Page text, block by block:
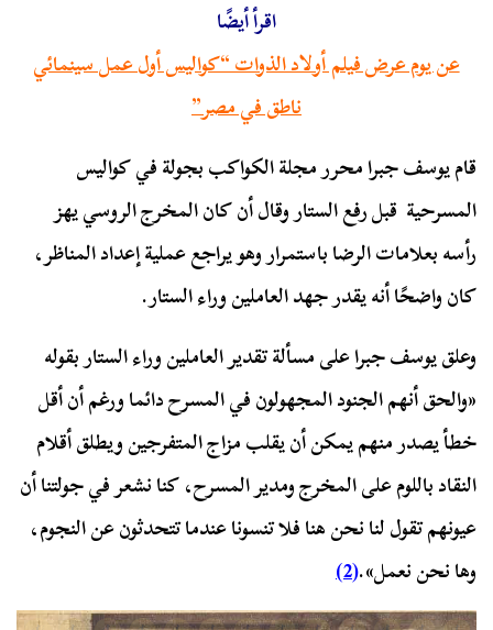
اقرأ أيضًا
عن يوم عرض فيلم أولاد الذوات “كواليس أول عمل سينمائي
ناطق في مصر”
قام يوسف جبرا محرر مجلة الكواكب بجولة في كواليس
المسرحية قبل رفع الستار وقال أن كان المخرج الروسي يهز
رأسه بعلامات الرضا باستمرار وهو يراجع عملية إعداد المناظر،
كان واضحًا أنه يقدر جهد العاملين وراء الستار.
وعلق يوسف جبرا على مسألة تقدير العاملين وراء الستار بقوله
«والحق أنهم الجنود المجهولون في المسرح دائما ورغم أن أقل
خطأ يصدر منهم يمكن أن يقلب مزاج المتفرجين ويطلق أقلام
النقاد باللوم على المخرج ومدير المسرح، كنا نشعر في جولتنا أن
عيونهم تقول لنا نحن هنا فلا تنسونا عندما تتحدثون عن النجوم،
وها نحن نعمل».(2)